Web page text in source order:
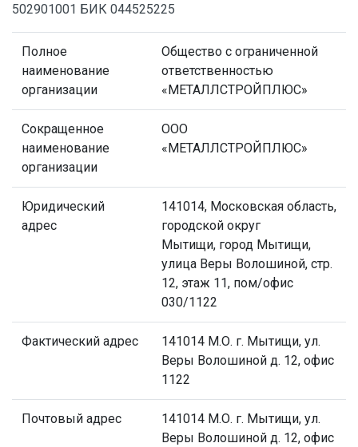
502901001 БИК 044525225
Полное
наименование
организации
Общество с ограниченной
ответственностью
«МЕТАЛЛСТРОЙПЛЮС»
Сокращенное
наименование
организации
ООО
«МЕТАЛЛСТРОЙПЛЮС»
Юридический
адрес
141014, Московская область,
городской округ
Мытищи, город Мытищи,
улица Веры Волошиной, стр.
12, этаж 11, пом/офис
030/1122
Фактический адрес
141014 М.О. г. Мытищи, ул.
Веры Волошиной д. 12, офис
1122
Почтовый адрес
141014 М.О. г. Мытищи, ул.
Веры Волошиной д. 12, офис